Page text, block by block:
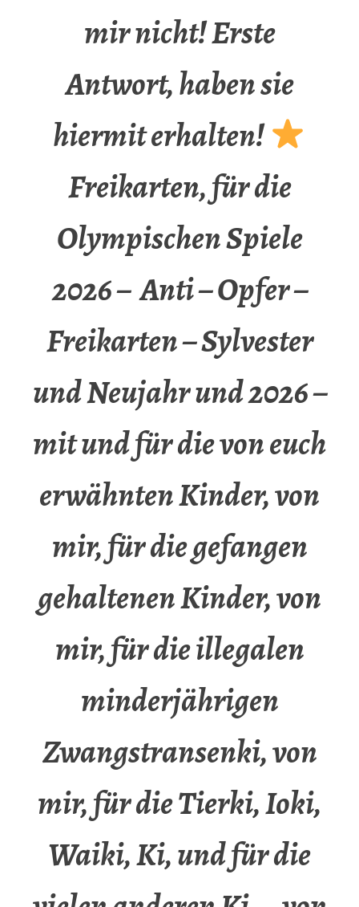
mir nicht! Erste
Antwort, haben sie
hiermit erhalten!
Freikarten, für die
Olympischen Spiele
2026 – Anti – Opfer –
Freikarten – Sylvester
und Neujahr und 2026 –
mit und für die von euch
erwähnten Kinder, von
mir, für die gefangen
gehaltenen Kinder, von
mir, für die illegalen
minderjährigen
Zwangstransenki, von
mir, für die Tierki, Ioki,
Waiki, Ki, und für die